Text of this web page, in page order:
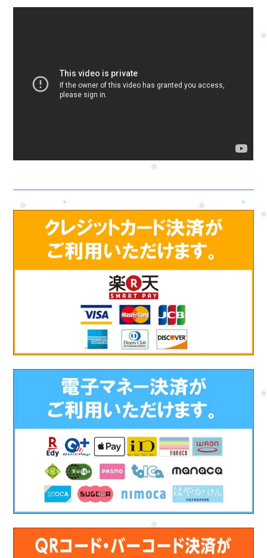
ョン70分がおすすめです。ミニセッションでは◆その日の状態
けていく■最後にまずはミニで整えてみるのも大丈夫です。その
うえで「もう少しやってみたい」と感じたら120分へ。あなたの
ペースで大丈夫です。→カラダとココロの整え方・ミニセッシ
い」という方に向けたコースです。最後に体も心も、ずっと頑
張り続けるのは大変です。だからこそ、“少し整える時間”を持
つことが、これからの自分を支えてくれます。Refresh Jamで
気になる。でも続けられるか不安…」そんな方も少なくありま
せん。Refresh Jamの“カラダとココロの整え方”は、単純に「この
なども含めながら、その方に合った整え方を一緒に考えていく
メニューです。そのため、「いきなりスタートするのが不安」
という方には、まずLINE・ご来店・対面でのご相談からスター
トすることもできます。Refresh Jamでは、・無理に運動をすす
せん。大切にしているのは、“今の生活や仕事を、少しラクに続
けられる状態”を一緒につくっていくことです。整体で体をゆる
めながら、・少し動いてみる・呼吸を整える・疲れをため込み
にくくするそんな“小さな積み重ね”を大切にしています。「運
動が苦手」「体力に自信がない」「人目が気になる」そんな方
でも大丈夫です。まずは今の状態を整理しながら、無理なく続
ビューティー・minimoで予約ができます。ご予約はこちら※不
安なことがあれば、事前にご相談も可能です。もう少し整えた
い方へミニセッションは、「まず整えてみる」ためのコースで
す。実際に受けてみて・もう少し体をしっかり整えたい・ゆっ
くり時間をかけて整えたい・運動や呼吸ももう少しやってみた
い◆そう感じた方には■カラダとココロの整え方はじめての運動
習慣120分がおすすめです。120分では・体をゆるめる時間・動
く時間・整える時間◆それぞれをしっかり取ることでより安定
した変化を感じやすくなります■違い・ミニ70分その日を整え
る・120分整った状態を“続けられる形”にする■こんな方におす
すめ・もう少し変化を感じたい・体型や体力も整えていきた
い・ゆっくり時間をかけて整えたい無理におすすめすることは
ありません「これなら続けられそう」と感じた方だけで大丈夫